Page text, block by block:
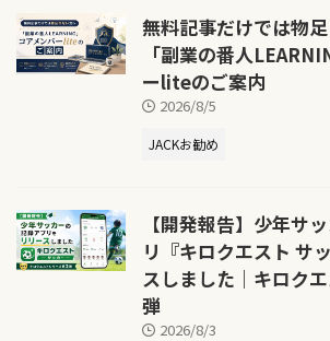
無料記事だけでは物足
「副業の番人
ーliteのご案内
2026/8/5
JACKお勧め
【開発報告】少年サ
リ『キロクエスト サ
スしました｜キロク
弾
2026/8/3